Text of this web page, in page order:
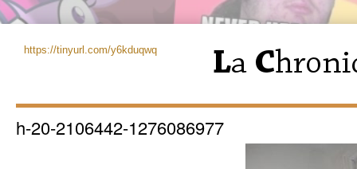
https://tinyurl.com/y6kduqwq
h-20-2106442-1276086977